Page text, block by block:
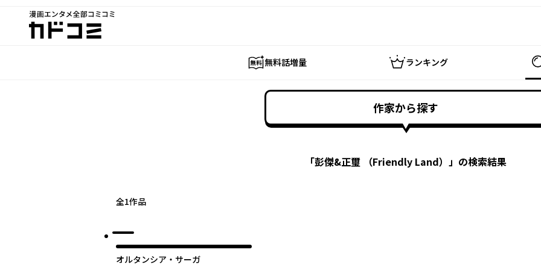
漫画エンタメ全部コミコミ
カドコミ
無料話増量 ランキング
作家から探す
「彭傑&正璽 （Friendly Land） 」の検索結果
全1作品
オルタンシア・サーガ